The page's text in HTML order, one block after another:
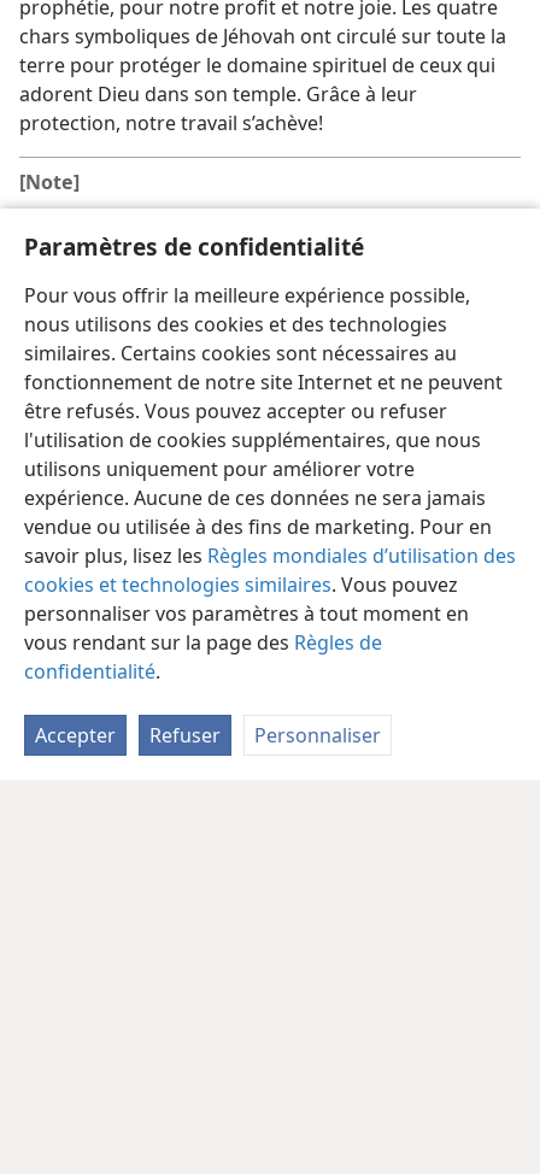
Paramètres de confidentialité
Pour vous offrir la meilleure expérience possible,
nous utilisons des cookies et des technologies
similaires. Certains cookies sont nécessaires au
fonctionnement de notre site Internet et ne peuvent
être refusés. Vous pouvez accepter ou refuser
l'utilisation de cookies supplémentaires, que nous
utilisons uniquement pour améliorer votre
expérience. Aucune de ces données ne sera jamais
vendue ou utilisée à des fins de marketing. Pour en
savoir plus, lisez les Règles mondiales d’utilisation des
cookies et technologies similaires. Vous pouvez
personnaliser vos paramètres à tout moment en
vous rendant sur la page des Règles de
confidentialité.
Accepter Refuser Personnaliser
prophétie, pour notre profit et notre joie. Les quatre
chars symboliques de Jéhovah ont circulé sur toute la
terre pour protéger le domaine spirituel de ceux qui
adorent Dieu dans son temple. Grâce à leur
protection, notre travail s’achève!
[Note]
laTraduction du monde nouveau(édition anglaise avec
notes) déclare: “En modifiant légèrement le T. M. [texte
massorétique en hébreu]. Littéralement ‘après eux’
(LXX,Vulg.), c’est-à-dire dans le sens opposé, vers
l’ouest, vers la Grande Mer ou Méditerranée.”